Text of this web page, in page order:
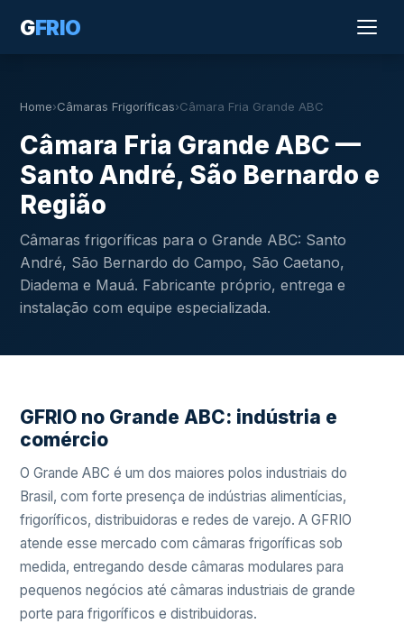
GFRIO
Home›Câmaras Frigoríficas›Câmara Fria Grande ABC
Câmara Fria Grande ABC —
Santo André, São Bernardo e
Região
Câmaras frigoríficas para o Grande ABC: Santo
André, São Bernardo do Campo, São Caetano,
Diadema e Mauá. Fabricante próprio, entrega e
instalação com equipe especializada.
GFRIO no Grande ABC: indústria e
comércio
O Grande ABC é um dos maiores polos industriais do
Brasil, com forte presença de indústrias alimentícias,
frigoríficos, distribuidoras e redes de varejo. A GFRIO
atende esse mercado com câmaras frigoríficas sob
medida, entregando desde câmaras modulares para
pequenos negócios até câmaras industriais de grande
porte para frigoríficos e distribuidoras.